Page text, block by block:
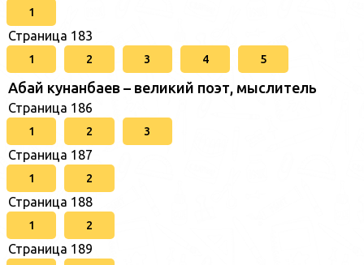
1
Страница 183
1 2 3 4 5
Абай кунанбаев – великий поэт, мыслитель
Страница 186
1 2 3
Страница 187
1 2
Страница 188
1 2
Страница 189